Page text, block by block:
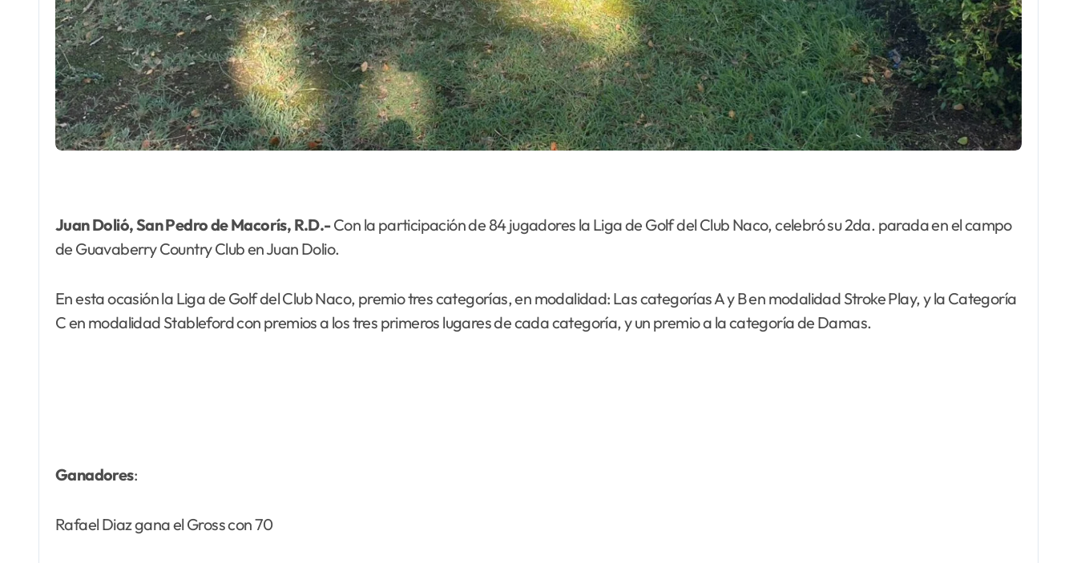
Juan Dolió, San Pedro de Macorís, R.D.-Con la participación de 84 jugadores la Liga de Golf del Club Naco, celebró su 2da. parada en el campo
de Guavaberry Country Club en Juan Dolio.
En esta ocasión la Liga de Golf del Club Naco, premio tres categorías, en modalidad: Las categorías A y B en modalidad Stroke Play, y la Categoría
C en modalidad Stableford con premios a los tres primeros lugares de cada categoría, y un premio a la categoría de Damas.
Ganadores:
Rafael Diaz gana el Gross con 70